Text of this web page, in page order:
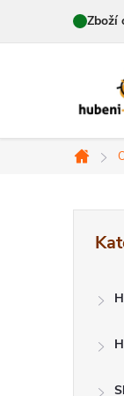
Zboží
Domů